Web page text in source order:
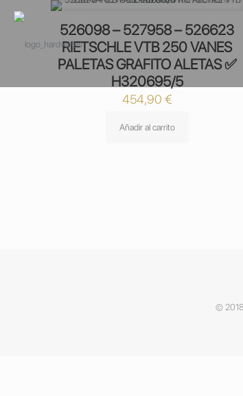
526098 – 527958 – 526623
RIETSCHLE VTB 250 VANES
PALETAS GRAFITO ALETAS ✅
H320695/5
454,90 €
Añadir al carrito
© 2018